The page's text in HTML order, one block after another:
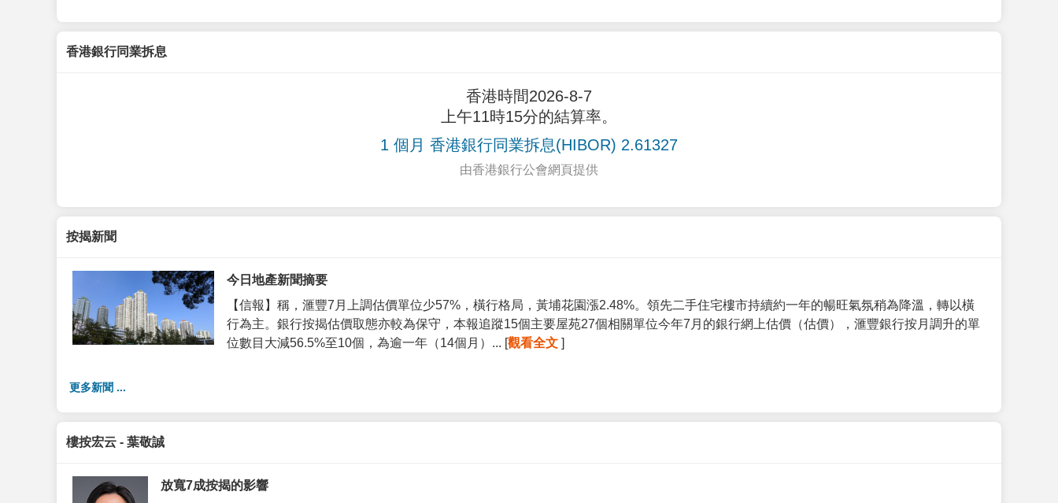
香港銀行同業拆息
香港時間2026-8-7
上午11時15分的結算率。
1 個月 香港銀行同業拆息(HIBOR) 2.61327
由香港銀行公會網頁提供
按揭新聞
今日地產新聞摘要
【信報】稱，滙豐7月上調估價單位少57%，橫行格局，黃埔花園漲2.48%。領先二手住宅樓市持續約一年的暢旺氣氛稍為降溫，轉以橫
行為主。銀行按揭估價取態亦較為保守，本報追蹤15個主要屋苑27個相關單位今年7月的銀行網上估價（估價），滙豐銀行按月調升的單
位數目大減56.5%至10個，為逾一年（14個月）... [觀看全文 ]
更多新聞 ...
樓按宏云 - 葉敬誠
放寬7成按揭的影響